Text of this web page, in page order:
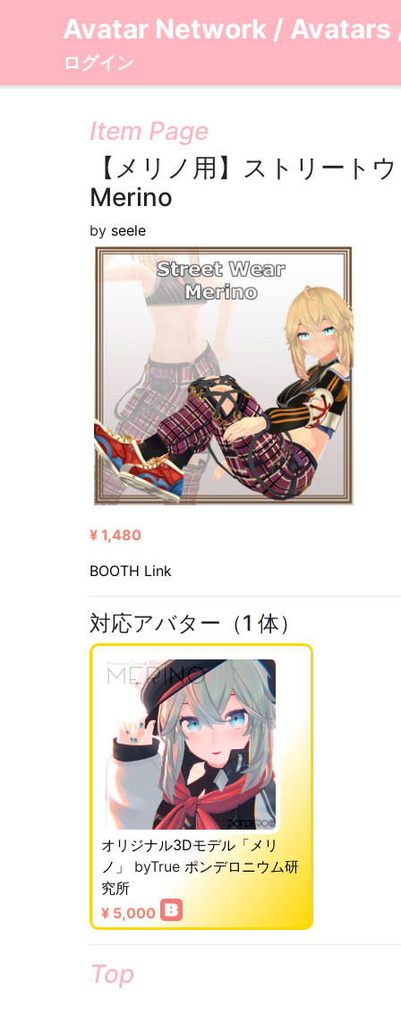
Avatar Network / Avatars
ログイン
Item Page
【メリノ用】ストリー
Merino
by seele
¥ 1,480
BOOTH Link
対応アバター（1 体）
オリジナル3Dモデル「メリ
ノ」
byTrue ポンデロニウム研
究所
¥ 5,000
Top